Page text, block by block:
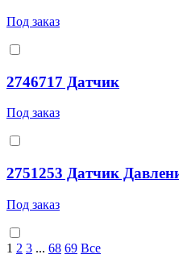
Под заказ
2746717 Датчик
Под заказ
2751253 Датчик
Под заказ
1 2 3 ... 68 69 Все